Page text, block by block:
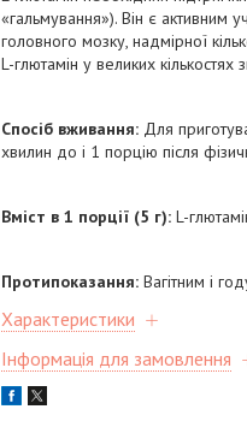
«гальмування»). Він є активним
головного мозку, надмірної
L-глютамін у великих
Спосіб вживання: Для
хвилин до і 1 порцію після
Вміст в 1 порції (5 г): L-
Протипоказання: Вагітним і
Характеристики
Інформація для замовлення